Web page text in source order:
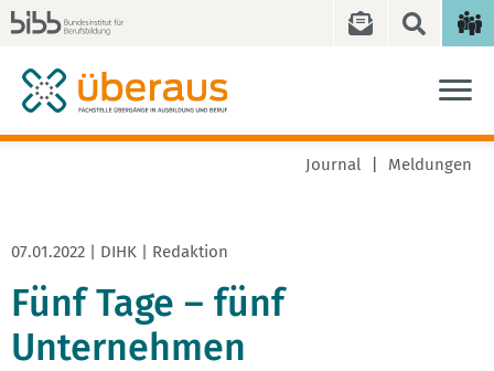
Journal Meldungen
07.01.2022 | DIHK | Redaktion
Fünf Tage – fünf
Unternehmen